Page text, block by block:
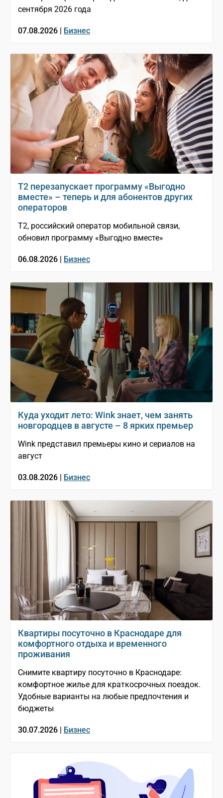
сентября 2026 года
07.08.2026 | Бизнес
Т2 перезапускает программу «Выгодно
вместе» – теперь и для абонентов других
операторов
T2, российский оператор мобильной связи,
обновил программу «Выгодно вместе»
06.08.2026 | Бизнес
Куда уходит лето: Wink знает, чем занять
новгородцев в августе – 8 ярких премьер
Wink представил премьеры кино и сериалов на
август
03.08.2026 | Бизнес
Квартиры посуточно в Краснодаре для
комфортного отдыха и временного
проживания
Снимите квартиру посуточно в Краснодаре:
комфортное жилье для краткосрочных поездок.
Удобные варианты на любые предпочтения и
бюджеты
30.07.2026 | Бизнес